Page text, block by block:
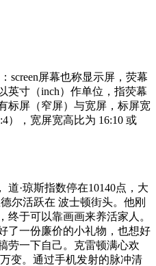
screen屏幕也称显示屏，荧幕
英寸（inch）作单位，指荧幕
标屏（窄屏）与宽屏，标屏宽
），宽屏宽高比为 16:10 或
道·琼斯指数停在10140点，大
尔活跃在 波士顿街头。他刚
终于可以靠画画来养活家人。
了一份廉价的小礼物，也想好
劳一下自己。克雷顿满心欢
变。通过手机发射的脉冲清